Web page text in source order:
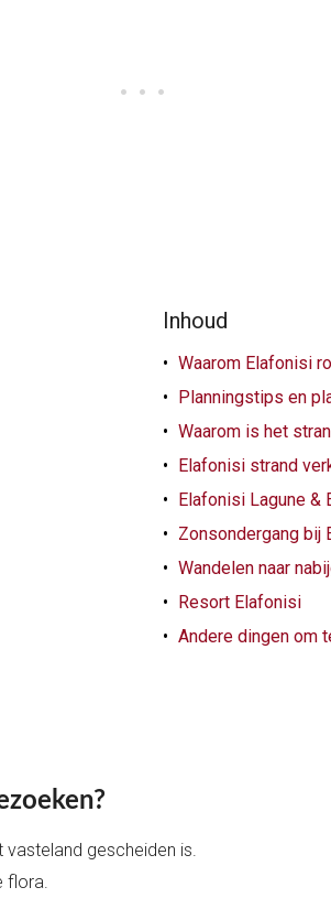
Inhoud
Waarom Elafonisi
Planningstips en
Waarom is het
Elafonisi strand
Elafonisi Lagune &
Zonsondergang bij
Wandelen naar
Resort Elafonisi
Andere dingen om
gescheiden is.
flora.